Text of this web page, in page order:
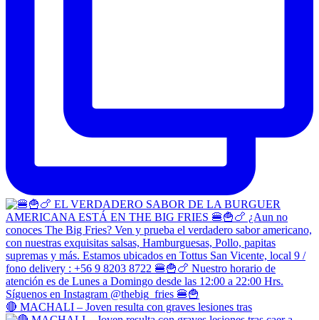
🔴 MACHALI – Joven resulta con graves lesiones tras